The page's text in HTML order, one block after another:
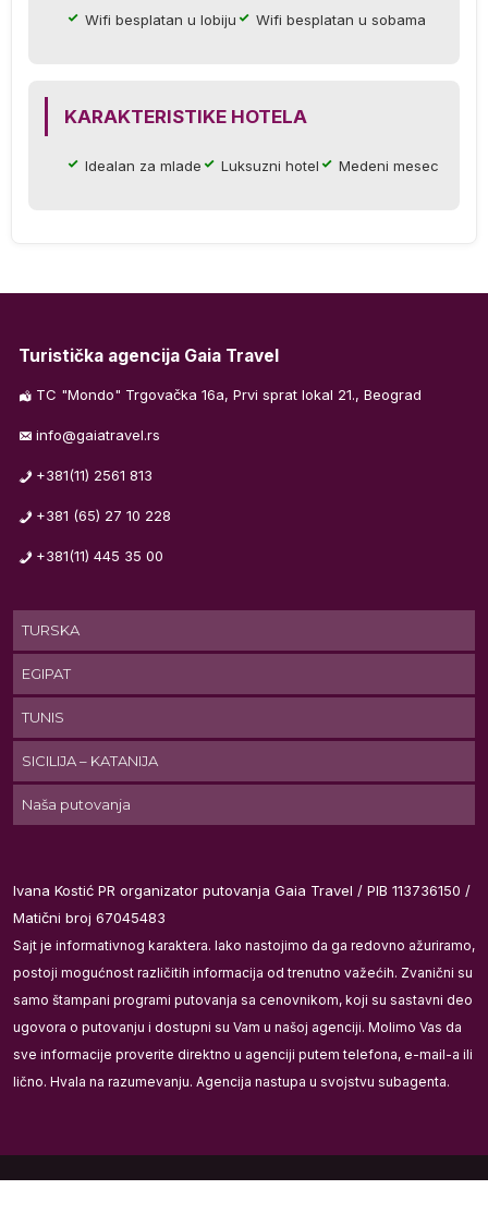
Wifi besplatan u lobiju
Wifi besplatan u sobama
KARAKTERISTIKE HOTELA
Idealan za mlade Luksuzni hotel Medeni mesec
Turistička agencija Gaia Travel
TC "Mondo" Trgovačka 16a, Prvi sprat lokal 21., Beograd
info@gaiatravel.rs
+381(11) 2561 813
+381 (65) 27 10 228
+381(11) 445 35 00
TURSKA
EGIPAT
TUNIS
SICILIJA – KATANIJA
Naša putovanja
Ivana Kostić PR organizator putovanja Gaia Travel / PIB 113736150 /
Matični broj 67045483
Sajt je informativnog karaktera. Iako nastojimo da ga redovno ažuriramo,
postoji mogućnost različitih informacija od trenutno važećih. Zvanični su
samo štampani programi putovanja sa cenovnikom, koji su sastavni deo
ugovora o putovanju i dostupni su Vam u našoj agenciji. Molimo Vas da
sve informacije proverite direktno u agenciji putem telefona, e-mail-a ili
lično. Hvala na razumevanju. Agencija nastupa u svojstvu subagenta.